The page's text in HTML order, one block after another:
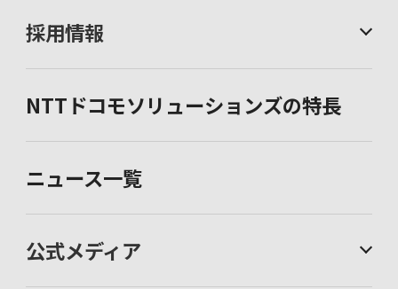
採用情報
NTTドコモソリューションズの特長
ニュース一覧
公式メディア